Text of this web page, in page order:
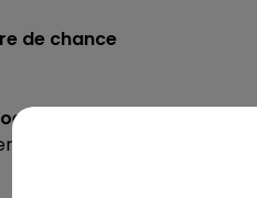
de chance
pour de nouveaux